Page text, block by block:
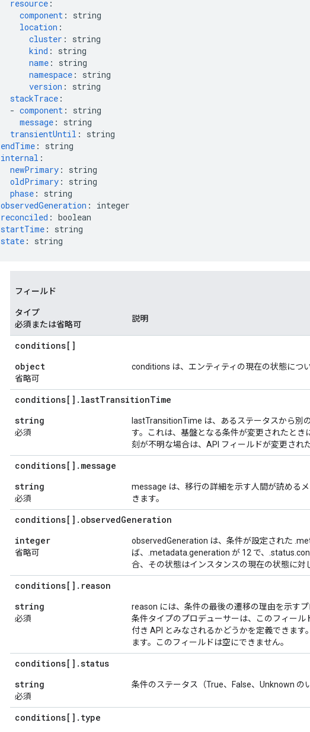
resource :
component :
string
location :
cluster :
string
kind :
string
name :
string
namespace :
string
version :
string
stackTrace :
- component :
string
message :
string
transientUntil :
string
endTime :
string
internal :
newPrimary :
string
oldPrimary :
string
phase :
string
observedGeneration :
integer
reconciled : boolean
startTime :
string
state : string
フィールド
タイプ
必須または省略可
説明
conditions[]
object
省略可
conditions は、エンティティの現在の状態につ
conditions[] . lastTransitionTime
string
必須
lastTransitionTime は、あるステータスから別
す。これは、基盤となる条件が変更されたと
刻が不明な場合は、API フィールドが変更され
conditions[] . message
string
必須
message は、移行の詳細を示す人間が読める
きます。
conditions[] . observedGeneration
integer
省略可
observedGeneration は、条件が設定された
ば、.metadata.generation が 12 で、
合、その状態はインスタンスの現在の状態に対
conditions[] . reason
string
必須
reason には、条件の最後の遷移の理由を示す
条件タイプのプロデューサーは、このフィー
付き API とみなされるかどうかを定義できま
ます。このフィールドは空にできません。
conditions[] .status
string
必須
条件のステータス（True、False、Unknown の
conditions[] . type